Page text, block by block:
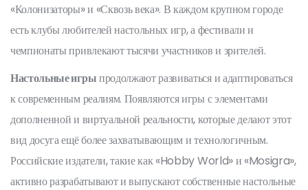
«Колонизаторы» и «Сквозь века». В каждом крупном городе
есть клубы любителей настольных игр, а фестивали и
чемпионаты привлекают тысячи участников и зрителей.
Настольные игрыпродолжают развиваться и адаптироваться
к современным реалиям. Появляются игры с элементами
дополненной и виртуальной реальности, которые делают этот
вид досуга ещё более захватывающим и технологичным.
Российские издатели, такие как «Hobby World» и «Mosigra»,
активно разрабатывают и выпускают собственные настольные